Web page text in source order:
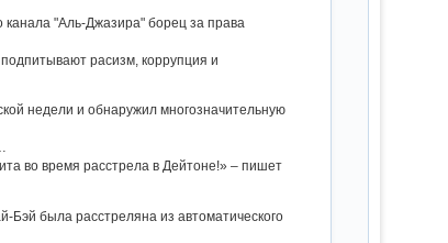
канала "Аль-Джазира" борец за права
расизм, коррупция и
недели и обнаружил многозначительную
во время расстрела в Дейтоне!» – пишет
Бэй была расстреляна из автоматического